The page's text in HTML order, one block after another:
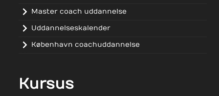
Master coach uddannelse
Uddannelseskalender
København coachuddannelse
Kursus